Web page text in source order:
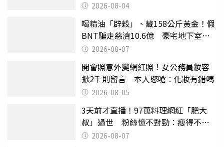
2026-08-04
喝精油「辟穀」、藏158公斤黃金！假
BNT騙走慈濟10.6億 豪宅地下室竟
挖出乾鮑金庫
2026-08-07
開會照意外變網紅照！女公務員妝容
掀2千則留言 本人怒嗆：化妝有錯嗎
2026-08-05
3天前才直播！97萬料理網紅「肥大
叔」過世 粉絲憶不對勁：瘦得不合
理 2026-08-07